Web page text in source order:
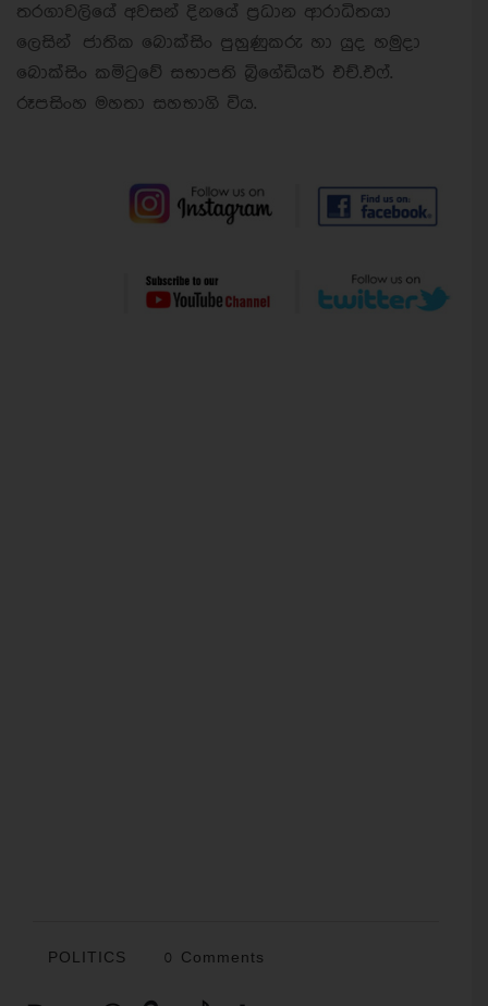
තරගාවලියේ අවසන් දිනයේ ප්‍රධාන ආරාධිතයා
ලෙසින් ජාතික බොක්සිං පුහුණුකරු හා යුද හමුදා
බොක්සිං කමිටුවේ සභාපති බ්‍රිගේඩියර් එච්.එෆ්.
රූපසිංහ මහතා සහභාගි විය.
POLITICS 0 Comments